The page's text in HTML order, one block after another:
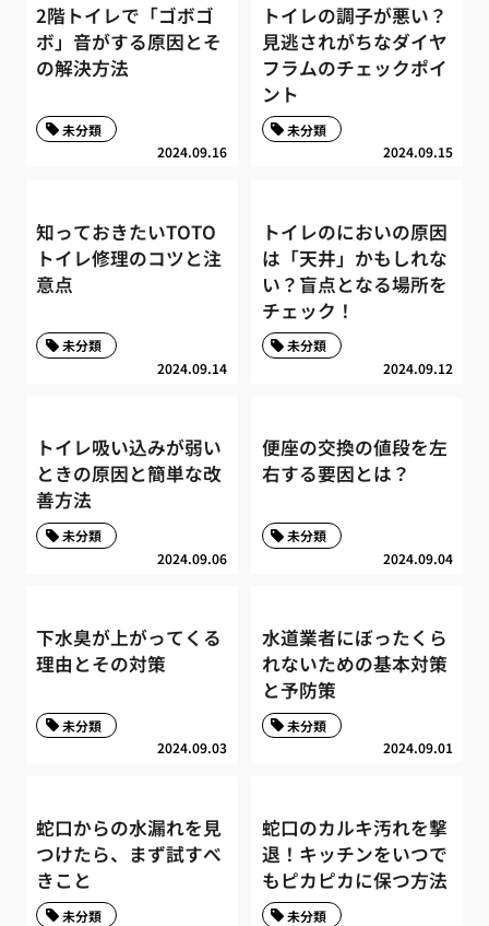
2階トイレで「ゴボゴ
ボ」音がする原因とそ
の解決方法
2024.09.16
未分類
トイレの調子が悪い？
見逃されがちなダイヤ
フラムのチェックポイ
ント
2024.09.15
未分類
知っておきたいTOTO
トイレ修理のコツと注
意点
2024.09.14
未分類
トイレのにおいの原因
は「天井」かもしれな
い？盲点となる場所を
チェック！
2024.09.12
未分類
トイレ吸い込みが弱い
ときの原因と簡単な改
善方法
2024.09.06
未分類
便座の交換の値段を左
右する要因とは？
2024.09.04
未分類
下水臭が上がってくる
理由とその対策
2024.09.03
未分類
水道業者にぼったくら
れないための基本対策
と予防策
2024.09.01
未分類
蛇口からの水漏れを見
つけたら、まず試すべ
きこと
未分類
蛇口のカルキ汚れを撃
退！キッチンをいつで
もピカピカに保つ方法
未分類